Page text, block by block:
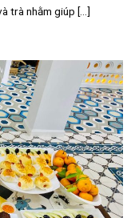
trà nhằm giúp [...]